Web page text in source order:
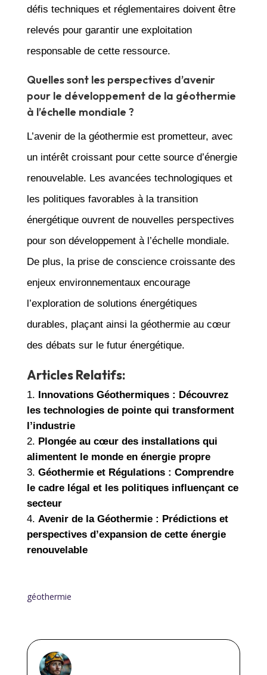
défis techniques et réglementaires doivent être
relevés pour garantir une exploitation
responsable de cette ressource.
Quelles sont les perspectives d’avenir
pour le développement de la géothermie
à l’échelle mondiale ?
L’avenir de la géothermie est prometteur, avec
un intérêt croissant pour cette source d’énergie
renouvelable. Les avancées technologiques et
les politiques favorables à la transition
énergétique ouvrent de nouvelles perspectives
pour son développement à l’échelle mondiale.
De plus, la prise de conscience croissante des
enjeux environnementaux encourage
l’exploration de solutions énergétiques
durables, plaçant ainsi la géothermie au cœur
des débats sur le futur énergétique.
Articles Relatifs:
Innovations Géothermiques : Découvrez
les technologies de pointe qui transforment
l’industrie
Plongée au cœur des installations qui
alimentent le monde en énergie propre
Géothermie et Régulations : Comprendre
le cadre légal et les politiques influençant ce
secteur
Avenir de la Géothermie : Prédictions et
perspectives d’expansion de cette énergie
renouvelable
géothermie